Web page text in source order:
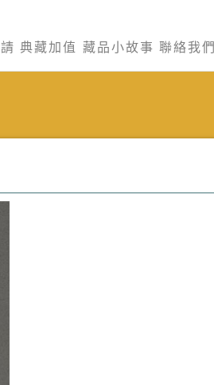
典藏加值 藏品小故事 聯絡我們